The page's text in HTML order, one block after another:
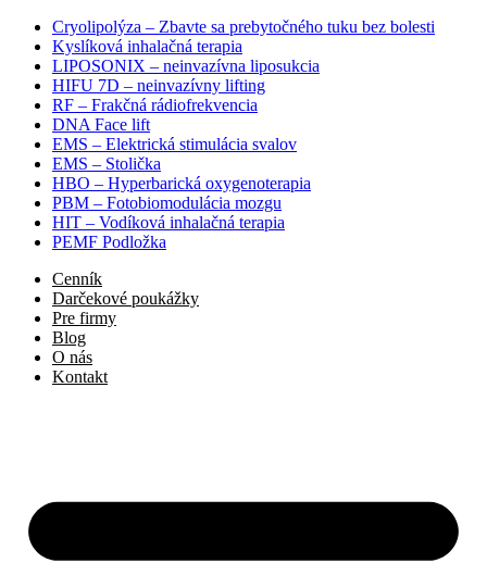
Cryolipolýza – Zbavte sa prebytočného tuku bez bolesti
Kyslíková inhalačná terapia
LIPOSONIX – neinvazívna liposukcia
HIFU 7D – neinvazívny lifting
RF – Frakčná rádiofrekvencia
DNA Face lift
EMS – Elektrická stimulácia svalov
EMS – Stolička
HBO – Hyperbarická oxygenoterapia
PBM – Fotobiomodulácia mozgu​
HIT – Vodíková inhalačná terapia
PEMF Podložka
Cenník
Darčekové poukážky
Pre firmy
Blog
O nás
Kontakt